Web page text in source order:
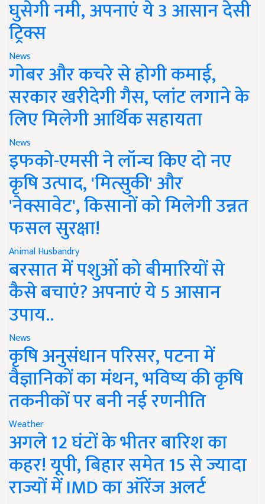
घुसेगी नमी, अपनाएं ये 3 आसान देसी
ट्रिक्स
News
गोबर और कचरे से होगी कमाई,
सरकार खरीदेगी गैस, प्लांट लगाने के
लिए मिलेगी आर्थिक सहायता
News
इफको-एमसी ने लॉन्च किए दो नए
कृषि उत्पाद, 'मित्सुकी' और
'नेक्सावेट', किसानों को मिलेगी उन्नत
फसल सुरक्षा!
Animal Husbandry
बरसात में पशुओं को बीमारियों से
कैसे बचाएं? अपनाएं ये 5 आसान
उपाय..
News
कृषि अनुसंधान परिसर, पटना में
वैज्ञानिकों का मंथन, भविष्य की कृषि
तकनीकों पर बनी नई रणनीति
Weather
अगले 12 घंटों के भीतर बारिश का
कहर! यूपी, बिहार समेत 15 से ज्यादा
राज्यों में IMD का ऑरेंज अलर्ट